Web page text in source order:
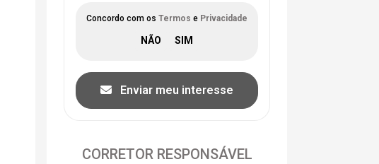
Concordo com os Termos e Privacidade
Enviar meu interesse
CORRETOR RESPONSÁVEL